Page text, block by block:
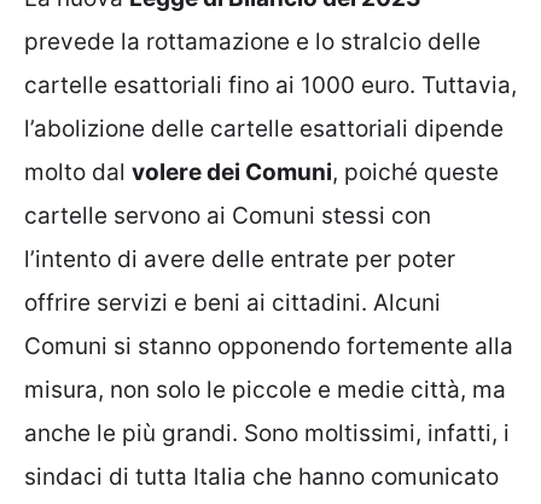
prevede la rottamazione e lo stralcio delle
cartelle esattoriali fino ai 1000 euro. Tuttavia,
l’abolizione delle cartelle esattoriali dipende
molto dal volere dei Comuni, poiché queste
cartelle servono ai Comuni stessi con
l’intento di avere delle entrate per poter
offrire servizi e beni ai cittadini. Alcuni
Comuni si stanno opponendo fortemente alla
misura, non solo le piccole e medie città, ma
anche le più grandi. Sono moltissimi, infatti, i
sindaci di tutta Italia che hanno comunicato